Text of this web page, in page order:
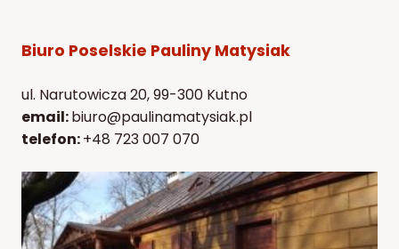
Biuro Poselskie Pauliny Matysiak
ul. Narutowicza 20, 99-300 Kutno
email:biuro@paulinamatysiak.pl
telefon:+48 723 007 070